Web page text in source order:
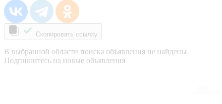
Скопировать ссылку
В выбранной области поиска объявления не найдены
Подпишитесь на новые объявления